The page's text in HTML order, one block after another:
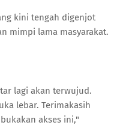
kini tengah digenjot
mimpi lama masyarakat.
lagi akan terwujud.
lebar. Terimakasih
akses ini,"